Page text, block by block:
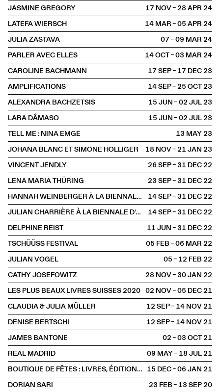
JASMINE GREGORY
17 NOV – 28 APR2024
LATEFA WIERSCH
14 MAR – 05 APR2024
JULIA ZASTAVA
07 – 09 MAR2024
PARLER AVEC ELLES
14 OCT – 03 MAR2024
CAROLINE BACHMANN
17 SEP – 17 DEC2023
AMPLIFICATIONS
14 SEP – 25 OCT2023
ALEXANDRA BACHZETSIS
15 JUN – 02 JUL2023
LARA DÂMASO
15 JUN – 02 JUL2023
TELL ME : NINA EMGE
13 MAY2023
JOHANA BLANC ET SIMONE HOLLIGER
18 NOV – 21 JAN2023
VINCENT JENDLY
26 SEP – 31 DEC2022
LENA MARIA THÜRING
23 SEP – 31 DEC2022
HANNAH WEINBERGER À LA BIENNALE D'ART CONTEMPORAIN DE LYON
14 SEP – 31 DEC2022
JULIAN CHARRIÈRE À LA BIENNALE D'ART CONTEMPORAIN DE LYON
14 SEP – 31 DEC2022
DELPHINE REIST
11 JUN – 31 DEC2022
TSCHÜÜSS FESTIVAL
05 FEB – 06 MAR2022
JULIAN VOGEL
05 – 12 FEB2022
CATHY JOSEFOWITZ
28 NOV – 30 JAN2022
LES PLUS BEAUX LIVRES SUISSES 2020 02 NOV – 05 DEC2021
CLAUDIA & JULIA MÜLLER
12 SEP – 14 NOV2021
DENISE BERTSCHI
12 SEP – 14 NOV2021
JAMES BANTONE
02 – 03 OCT2021
REAL MADRID
09 MAY – 18 JUL2021
BOUTIQUE DE FÊTES : LIVRES, ÉDITIONS D'ARTISTES, AFFICHES SÉRIGRAPHIÉES 15 DEC – 06 JAN2021
DORIAN SARI
23 FEB – 13 SEP2020